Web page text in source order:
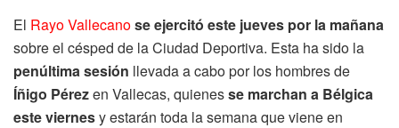
El Rayo Vallecanose ejercitó este jueves por la mañana
sobre el césped de la Ciudad Deportiva. Esta ha sido la
penúltima sesión llevada a cabo por los hombres de
Íñigo Pérezen Vallecas, quienesse marchan a Bélgica
este viernesy estarán toda la semana que viene en